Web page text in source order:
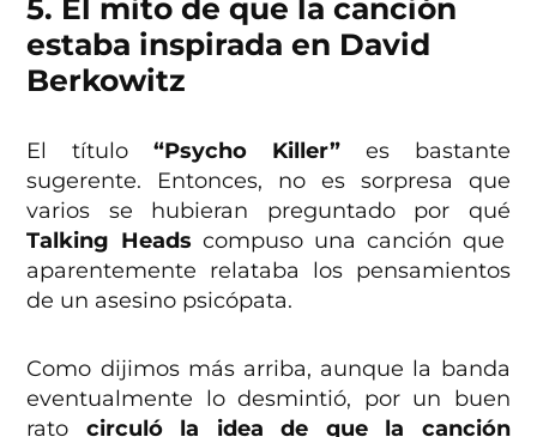
5. El mito de que la canción
estaba inspirada en David
Berkowitz
El título“Psycho Killer”es bastante
sugerente. Entonces, no es sorpresa que
varios se hubieran preguntado por qué
Talking Heads compuso una canción que
aparentemente relataba los pensamientos
de un asesino psicópata.
Como dijimos más arriba, aunque la banda
eventualmente lo desmintió, por un buen
rato circuló la idea de que la canción